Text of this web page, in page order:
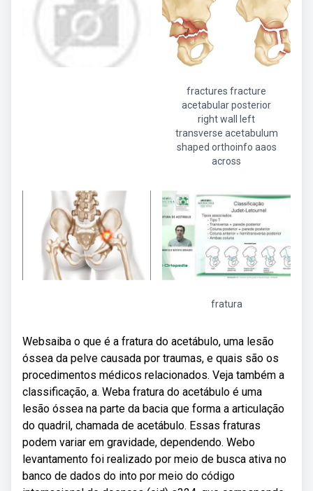
fractures fracture
acetabular posterior
right wall left
transverse acetabulum
shaped orthoinfo aaos
across
fratura
Websaiba o que é a fratura do acetábulo, uma lesão
óssea da pelve causada por traumas, e quais são os
procedimentos médicos relacionados. Veja também a
classificação, a. Weba fratura do acetábulo é uma
lesão óssea na parte da bacia que forma a articulação
do quadril, chamada de acetábulo. Essas fraturas
podem variar em gravidade, dependendo. Webo
levantamento foi realizado por meio de busca ativa no
banco de dados do into por meio do código